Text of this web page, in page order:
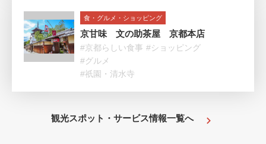
食・グルメ・ショッピング
京甘味 文の助茶屋 京都本店
#京都らしい食事 #ショッピング
#グルメ
#祇園・清水寺
観光スポット・サービス情報一覧へ